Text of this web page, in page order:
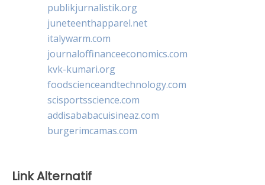
publikjurnalistik.org
juneteenthapparel.net
italywarm.com
journaloffinanceeconomics.com
kvk-kumari.org
foodscienceandtechnology.com
scisportsscience.com
addisababacuisineaz.com
burgerimcamas.com
Link Alternatif